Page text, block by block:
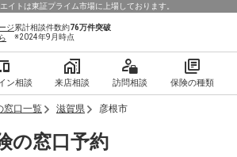
イトは東証プライム市場に上場しております。
ジ累計相談件数約76万件突破
※2024年9月時点
ン相談 来店相談 訪問相談 保険の種類
窓口一覧 滋賀県 彦根市
の窓口予約